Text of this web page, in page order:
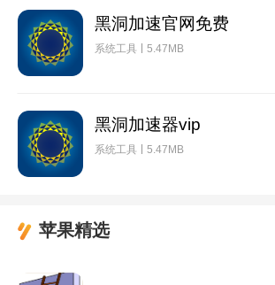
黑洞加速官网免费
系统工具 5.47MB
黑洞加速器vip
系统工具 5.47MB
苹果精选